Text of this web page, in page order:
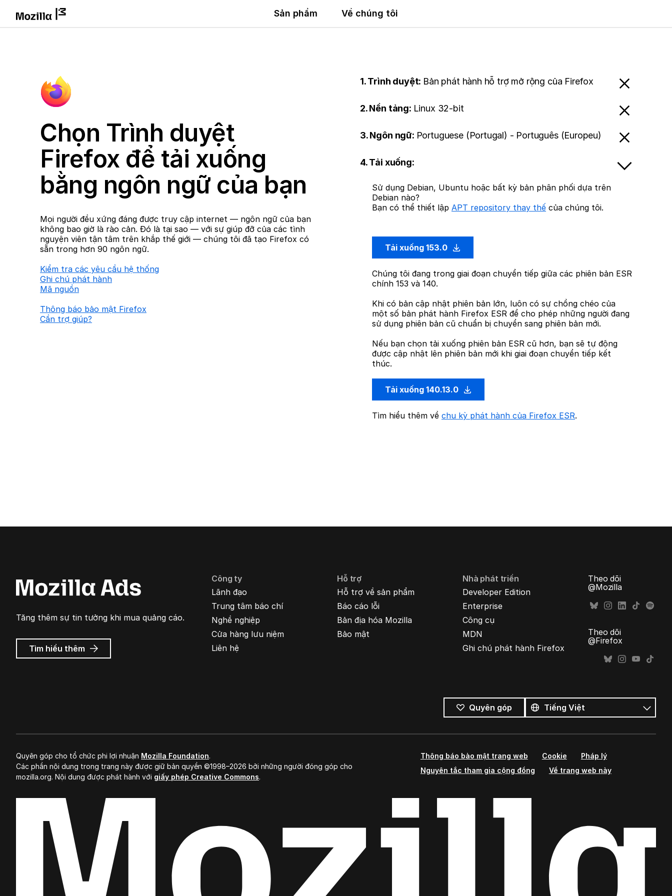
Sản phẩm Về chúng tôi
Chọn Trình duyệt
Firefox để tải xuống
bằng ngôn ngữ của bạn
Mọi người đều xứng đáng được truy cập internet — ngôn ngữ của bạn
không bao giờ là rào cản. Đó là tại sao — với sự giúp đỡ của các tình
nguyện viên tận tâm trên khắp thế giới — chúng tôi đã tạo Firefox có
sẵn trong hơn 90 ngôn ngữ.
Kiểm tra các yêu cầu hệ thống
Ghi chú phát hành
Mã nguồn
Thông báo bảo mật Firefox
Cần trợ giúp?
1. Trình duyệt: Bản phát hành hỗ trợ mở rộng của Firefox
2. Nền tảng: Linux 32-bit
3. Ngôn ngữ: Portuguese (Portugal) - Português (Europeu)
4. Tải xuống:
Sử dụng Debian, Ubuntu hoặc bất kỳ bản phân phối dựa trên
Debian nào?
Bạn có thể thiết lập APT repository thay thế của chúng tôi.
Tải xuống 153.0
Chúng tôi đang trong giai đoạn chuyển tiếp giữa các phiên bản ESR
chính 153 và 140.
Khi có bản cập nhật phiên bản lớn, luôn có sự chồng chéo của
một số bản phát hành Firefox ESR để cho phép những người đang
sử dụng phiên bản cũ chuẩn bị chuyển sang phiên bản mới.
Nếu bạn chọn tải xuống phiên bản ESR cũ hơn, bạn sẽ tự động
được cập nhật lên phiên bản mới khi giai đoạn chuyển tiếp kết
thúc.
Tải xuống 140.13.0
Tìm hiểu thêm về chu kỳ phát hành của Firefox ESR.
Tăng thêm sự tin tưởng khi mua quảng cáo.
Tìm hiểu thêm về
Quảng
Công ty
Lãnh đạo
Trung tâm báo chí
Nghề nghiệp
Cửa hàng lưu niệm
Liên hệ
Hỗ trợ
Hỗ trợ về sản phẩm
Báo cáo lỗi
Bản địa hóa Mozilla
Bảo mật
Nhà phát triển
Developer Edition
Enterprise
Công cụ
MDN
Ghi chú phát hành Firefox
Theo dõi
@Mozilla
Theo dõi
@Firefox
Quyên góp
cả
ngôn
ngữ
Ngôn
ngữ
Quyên góp cho tổ chức phi lợi nhuận Mozilla Foundation.
Các phần nội dung trong trang này được giữ bản quyền ©1998–2026 bởi những người đóng góp cho
mozilla.org. Nội dung được phát hành với giấy phép Creative Commons.
Thông báo bảo mật trang web Cookie
Pháp lý
Nguyên tắc tham gia cộng đồng
Về trang web này